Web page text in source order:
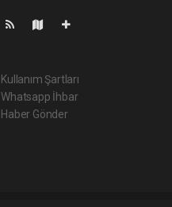
Kullanım Şartları
Whatsapp İhbar
Haber Gönder